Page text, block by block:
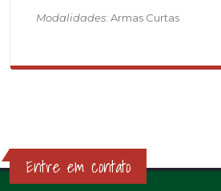
Modalidades: Armas Curtas
Entre em contato